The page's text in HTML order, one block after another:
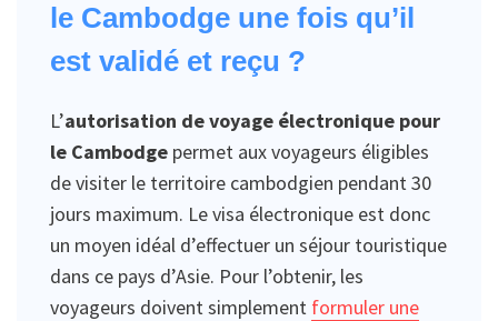
le Cambodge une fois qu’il
est validé et reçu ?
L’autorisation de voyage électronique pour
le Cambodge permet aux voyageurs éligibles
de visiter le territoire cambodgien pendant 30
jours maximum. Le visa électronique est donc
un moyen idéal d’effectuer un séjour touristique
dans ce pays d’Asie. Pour l’obtenir, les
voyageurs doivent simplement formuler une